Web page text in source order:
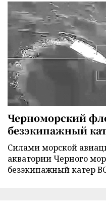
Черноморский
безэкипажный
Силами морской
акватории Черного
безэкипажный катер